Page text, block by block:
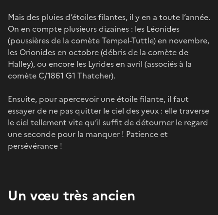
Mais des pluies d’étoiles filantes, il y en a toute l’année.
On en compte plusieurs dizaines : les Léonides
(poussières de la comète Tempel-Tuttle) en novembre,
les Orionides en octobre (débris de la comète de
Halley), ou encore les Lyrides en avril (associés à la
comète C/1861 G1 Thatcher).
Ensuite, pour apercevoir une étoile filante, il faut
essayer de ne pas quitter le ciel des yeux : elle traverse
le ciel tellement vite qu’il suffit de détourner le regard
une seconde pour la manquer ! Patience et
persévérance !
Un vœu très ancien